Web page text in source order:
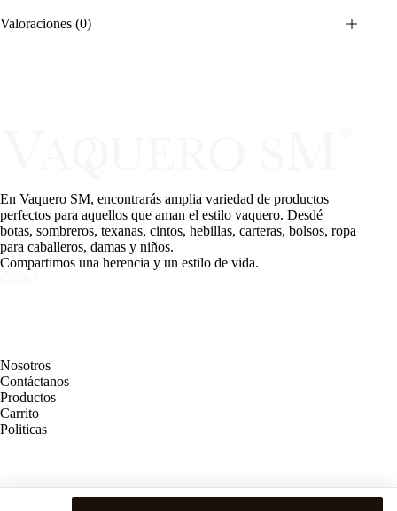
Valoraciones (0)
En Vaquero SM, encontrarás amplia variedad de productos
perfectos para aquellos que aman el estilo vaquero. Desdé
botas, sombreros, texanas, cintos, hebillas, carteras, bolsos, ropa
para caballeros, damas y niños.
Compartimos una herencia y un estilo de vida.
Nosotros
Contáctanos
Productos
Carrito
Politicas
MEDIOS DE PAGO